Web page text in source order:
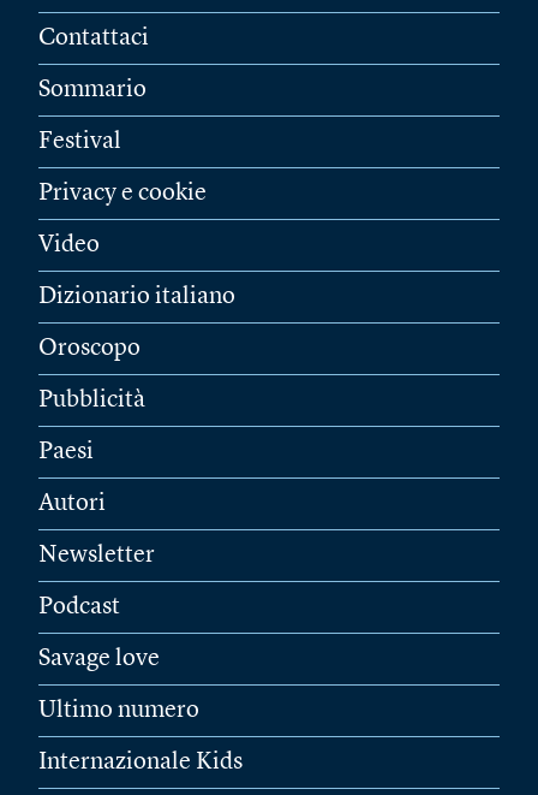
Contattaci
Sommario
Festival
Privacy e cookie
Video
Dizionario italiano
Oroscopo
Pubblicità
Paesi
Autori
Newsletter
Podcast
Savage love
Ultimo numero
Internazionale Kids